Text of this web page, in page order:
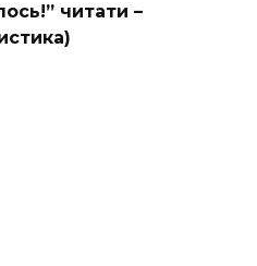
читати –